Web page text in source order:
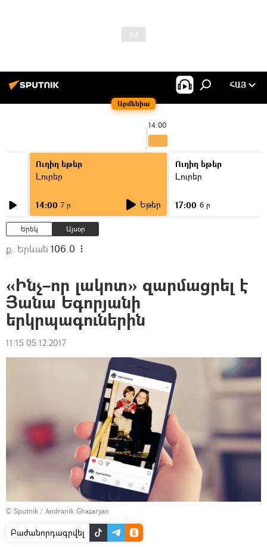
Արմենիա
ՀԱՅ
14:00
Ուղիղ եթեր
Լուրեր
14:00 7 ր Եթեր
Ուղիղ եթեր
Լուրեր
17:00 6 ր
Երեկ Այսօր
ք. Երևան 106.0
«Ինչ–որ լակոտ» զարմացրել է
Յանա Եգորյանի
երկրպագուներին
11:15 05.12.2017
© Sputnik / Andranik Ghazaryan
Բաժանորդագրվել